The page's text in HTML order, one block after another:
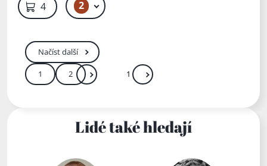
49 Kč 2 49 Kč
Načíst další
1 2
Další Přejít
Lidé také hledají